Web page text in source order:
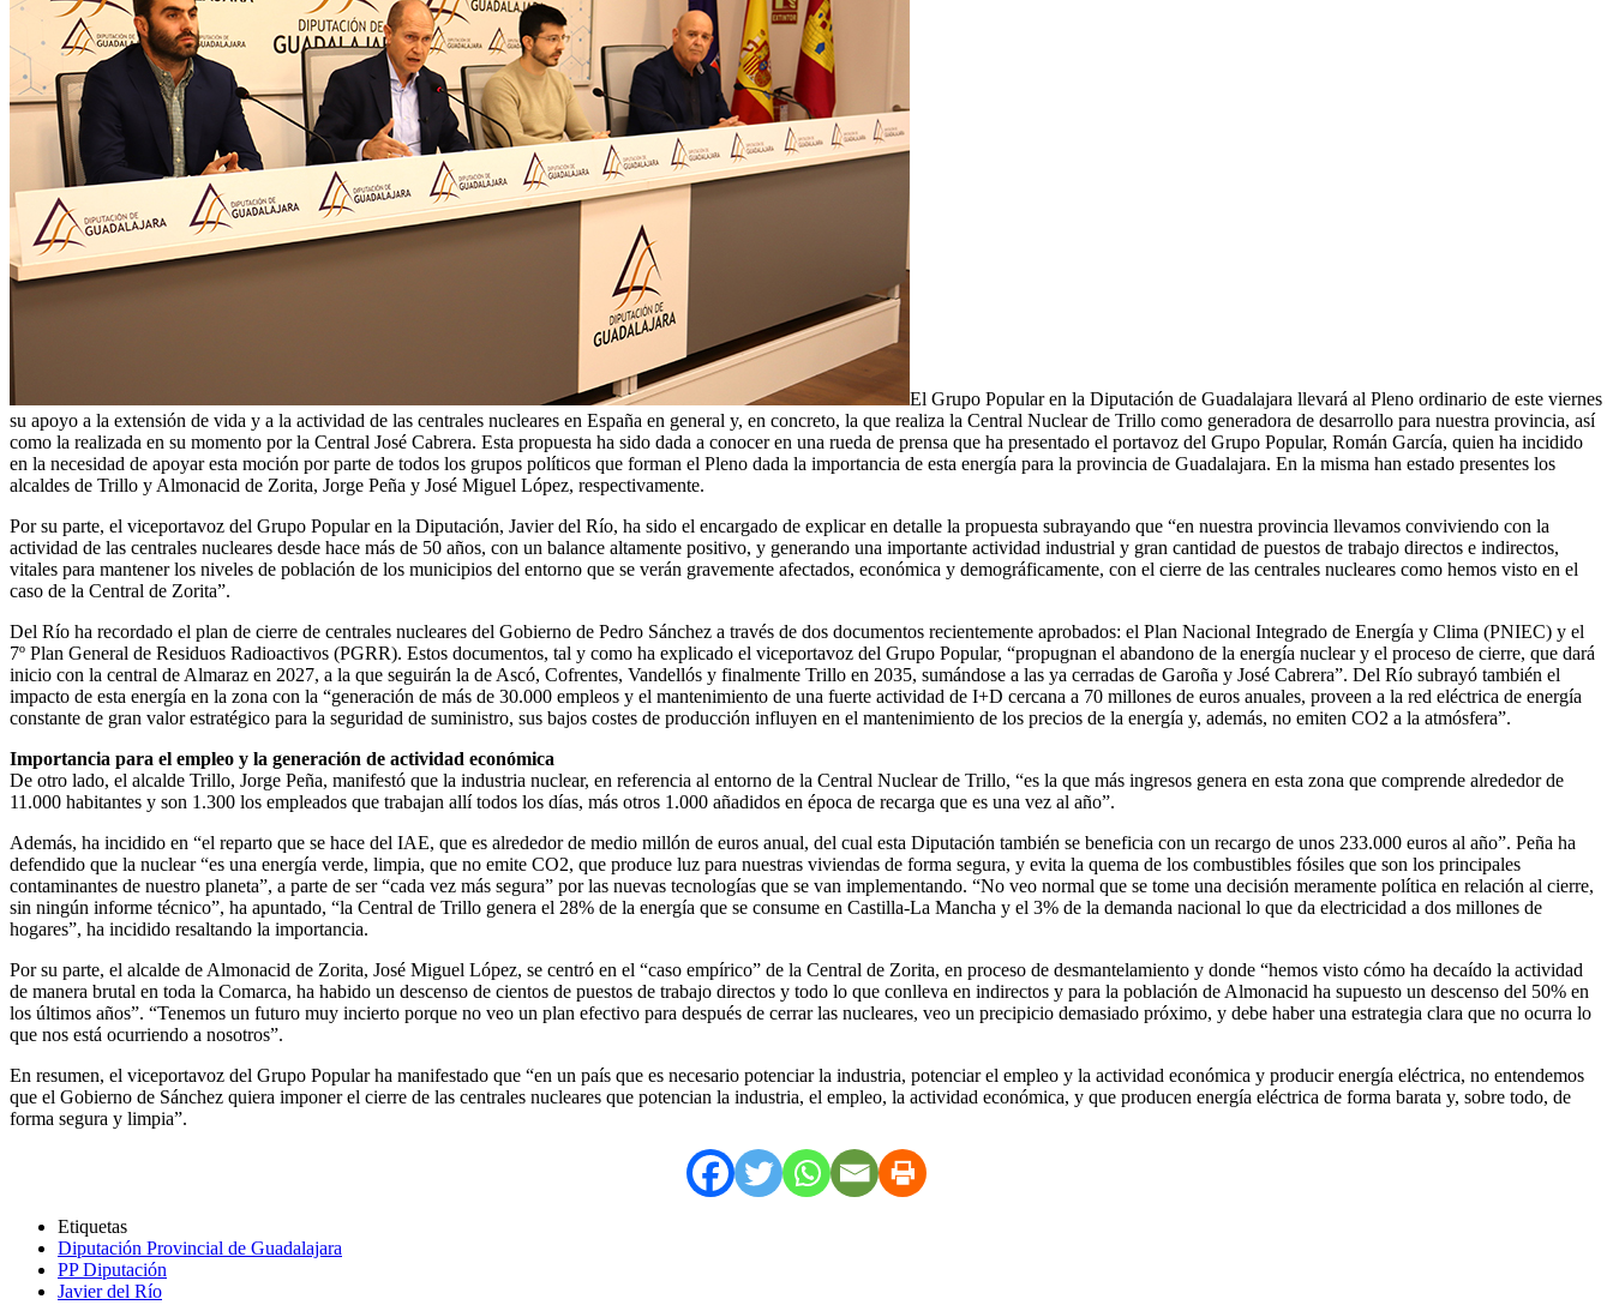
El Grupo Popular en la Diputación de Guadalajara llevará al Pleno ordinario de este viernes
su apoyo a la extensión de vida y a la actividad de las centrales nucleares en España en general y, en concreto, la que realiza la Central Nuclear de Trillo como generadora de desarrollo para nuestra provincia, así
como la realizada en su momento por la Central José Cabrera. Esta propuesta ha sido dada a conocer en una rueda de prensa que ha presentado el portavoz del Grupo Popular, Román García, quien ha incidido
en la necesidad de apoyar esta moción por parte de todos los grupos políticos que forman el Pleno dada la importancia de esta energía para la provincia de Guadalajara. En la misma han estado presentes los
alcaldes de Trillo y Almonacid de Zorita, Jorge Peña y José Miguel López, respectivamente.
Por su parte, el viceportavoz del Grupo Popular en la Diputación, Javier del Río, ha sido el encargado de explicar en detalle la propuesta subrayando que “en nuestra provincia llevamos conviviendo con la
actividad de las centrales nucleares desde hace más de 50 años, con un balance altamente positivo, y generando una importante actividad industrial y gran cantidad de puestos de trabajo directos e indirectos,
vitales para mantener los niveles de población de los municipios del entorno que se verán gravemente afectados, económica y demográficamente, con el cierre de las centrales nucleares como hemos visto en el
caso de la Central de Zorita”.
Del Río ha recordado el plan de cierre de centrales nucleares del Gobierno de Pedro Sánchez a través de dos documentos recientemente aprobados: el Plan Nacional Integrado de Energía y Clima (PNIEC) y el
7º Plan General de Residuos Radioactivos (PGRR). Estos documentos, tal y como ha explicado el viceportavoz del Grupo Popular, “propugnan el abandono de la energía nuclear y el proceso de cierre, que dará
inicio con la central de Almaraz en 2027, a la que seguirán la de Ascó, Cofrentes, Vandellós y finalmente Trillo en 2035, sumándose a las ya cerradas de Garoña y José Cabrera”. Del Río subrayó también el
impacto de esta energía en la zona con la “generación de más de 30.000 empleos y el mantenimiento de una fuerte actividad de I+D cercana a 70 millones de euros anuales, proveen a la red eléctrica de energía
constante de gran valor estratégico para la seguridad de suministro, sus bajos costes de producción influyen en el mantenimiento de los precios de la energía y, además, no emiten CO2 a la atmósfera”.
Importancia para el empleo y la generación de actividad económica
De otro lado, el alcalde Trillo, Jorge Peña, manifestó que la industria nuclear, en referencia al entorno de la Central Nuclear de Trillo, “es la que más ingresos genera en esta zona que comprende alrededor de
11.000 habitantes y son 1.300 los empleados que trabajan allí todos los días, más otros 1.000 añadidos en época de recarga que es una vez al año”.
Además, ha incidido en “el reparto que se hace del IAE, que es alrededor de medio millón de euros anual, del cual esta Diputación también se beneficia con un recargo de unos 233.000 euros al año”. Peña ha
defendido que la nuclear “es una energía verde, limpia, que no emite CO2, que produce luz para nuestras viviendas de forma segura, y evita la quema de los combustibles fósiles que son los principales
contaminantes de nuestro planeta”, a parte de ser “cada vez más segura” por las nuevas tecnologías que se van implementando. “No veo normal que se tome una decisión meramente política en relación al cierre,
sin ningún informe técnico”, ha apuntado, “la Central de Trillo genera el 28% de la energía que se consume en Castilla-La Mancha y el 3% de la demanda nacional lo que da electricidad a dos millones de
hogares”, ha incidido resaltando la importancia.
Por su parte, el alcalde de Almonacid de Zorita, José Miguel López, se centró en el “caso empírico” de la Central de Zorita, en proceso de desmantelamiento y donde “hemos visto cómo ha decaído la actividad
de manera brutal en toda la Comarca, ha habido un descenso de cientos de puestos de trabajo directos y todo lo que conlleva en indirectos y para la población de Almonacid ha supuesto un descenso del 50% en
los últimos años”. “Tenemos un futuro muy incierto porque no veo un plan efectivo para después de cerrar las nucleares, veo un precipicio demasiado próximo, y debe haber una estrategia clara que no ocurra lo
que nos está ocurriendo a nosotros”.
En resumen, el viceportavoz del Grupo Popular ha manifestado que “en un país que es necesario potenciar la industria, potenciar el empleo y la actividad económica y producir energía eléctrica, no entendemos
que el Gobierno de Sánchez quiera imponer el cierre de las centrales nucleares que potencian la industria, el empleo, la actividad económica, y que producen energía eléctrica de forma barata y, sobre todo, de
forma segura y limpia”.
Etiquetas
Diputación Provincial de Guadalajara
PP Diputación
Javier del Río